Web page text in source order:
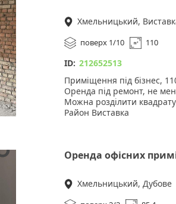
2. Сучасний ремонт, що
3. Готова інфраструктура
Вартість: 10 000 грн/міс
Зателефонуйте для
Хмельницький,
поверх 1/10 110
ID: 212652513
Приміщення під бізнес,
Оренда під ремонт, не
Можна розділити
Район Виставка
Оренда офісних
Хмельницький, Дубове